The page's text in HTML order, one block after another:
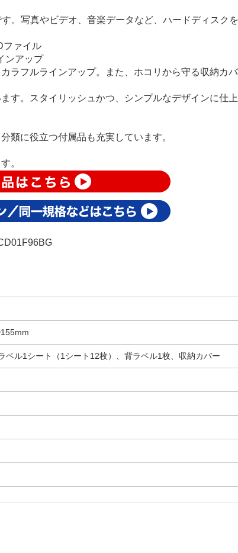
。写真やビデオ、音楽データなど、ハードディスク
ファイル
ンアップ
ラフルラインアップ。また、ホコリから守る収納カバ
す。スタイリッシュかつ、シンプルなデザインに仕
類に役立つ付属品も充実しています。
。
ベル1シート（1シート12枚）、背ラベル1枚、収納カバー